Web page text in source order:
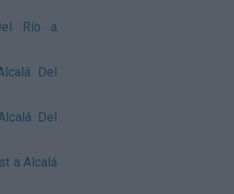
Río a
Del
Del
a Alcalá